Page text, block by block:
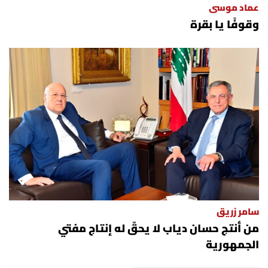
عماد موسى
وقوفًا يا بقرة
سامر زريق
من أنتج حسان دياب لا يحقّ له إنتاج مفتي
الجمهورية